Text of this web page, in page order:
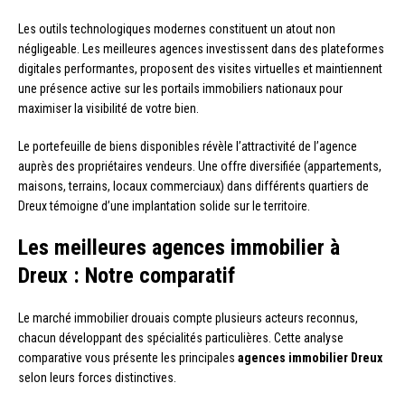
Les outils technologiques modernes constituent un atout non
négligeable. Les meilleures agences investissent dans des plateformes
digitales performantes, proposent des visites virtuelles et maintiennent
une présence active sur les portails immobiliers nationaux pour
maximiser la visibilité de votre bien.
Le portefeuille de biens disponibles révèle l’attractivité de l’agence
auprès des propriétaires vendeurs. Une offre diversifiée (appartements,
maisons, terrains, locaux commerciaux) dans différents quartiers de
Dreux témoigne d’une implantation solide sur le territoire.
Les meilleures agences immobilier à
Dreux : Notre comparatif
Le marché immobilier drouais compte plusieurs acteurs reconnus,
chacun développant des spécialités particulières. Cette analyse
comparative vous présente les principales agences immobilier Dreux
selon leurs forces distinctives.